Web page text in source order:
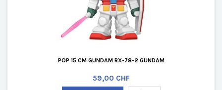
POP 15 CM GUNDAM RX-78-2 GUNDAM
Prix
59,00 CHF